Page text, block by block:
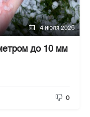
4 июля 2026
до 10 мм
0